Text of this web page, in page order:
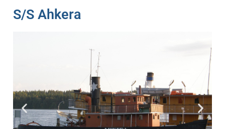
Etusivu
Telakkayhdistys
S/S Ahkera